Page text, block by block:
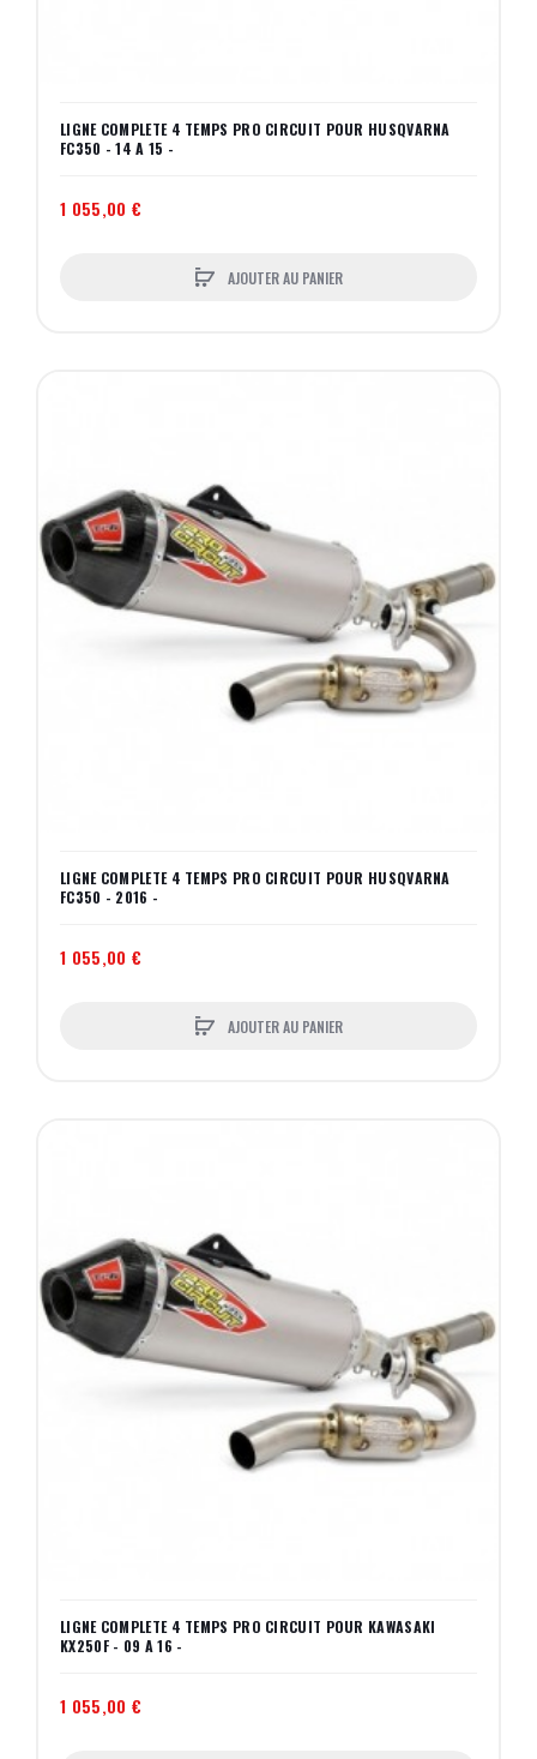
LIGNE COMPLETE 4 TEMPS PRO CIRCUIT POUR HUSQVARNA
FC350 - 14 A 15 -
1 055,00 €
AJOUTER AU PANIER
LIGNE COMPLETE 4 TEMPS PRO CIRCUIT POUR HUSQVARNA
FC350 - 2016 -
1 055,00 €
AJOUTER AU PANIER
LIGNE COMPLETE 4 TEMPS PRO CIRCUIT POUR KAWASAKI
KX250F - 09 A 16 -
1 055,00 €